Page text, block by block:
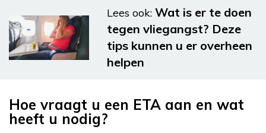
Lees ook: Wat is er te doen
tegen vliegangst? Deze
tips kunnen u er overheen
helpen
Hoe vraagt u een ETA aan en wat
heeft u nodig?